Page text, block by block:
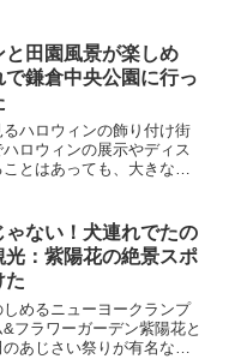
。１Fのリビングでお食
屋と貸...
と田園風景が楽しめ
で鎌倉中央公園に行っ
ハロウィンの飾り付け街
ロウィンの展示やディス
とはあっても、大きな公
の花はハロウィンカラー
チャのオブジ...
ゃない！犬連れでたの
光：紫陽花の絶景スポ
た
めるニューヨークランプ
&フラワーガーデン紫陽花と
あじさい祭りが有名な伊